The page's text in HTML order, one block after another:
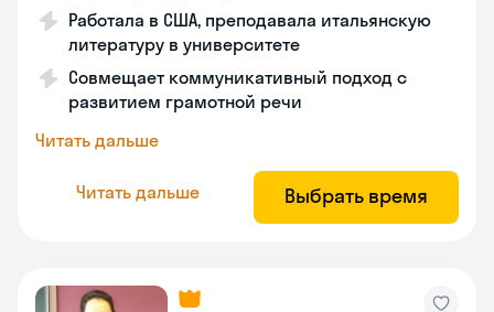
Работала в США, преподавала итальянскую
литературу в университете
Совмещает коммуникативный подход с
развитием грамотной речи
Читать дальше
Читать дальше Выбрать время